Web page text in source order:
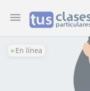
En línea